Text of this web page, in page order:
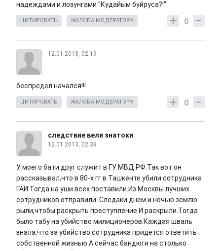
надеждами и лозунгами "Кудайым буйруса?!".
0
ЦИТИРОВАТЬ ЖАЛОБА МОДЕРАТОРУ
12.01.2013, 02:19
беспредел начался!!!
0
ЦИТИРОВАТЬ ЖАЛОБА МОДЕРАТОРУ
следствие вели знатоки
12.01.2013, 02:38
У моего бати друг служит в ГУ МВД РФ.Так вот он
рассказывал,что в 80-х гг в Ташкенте убили сотрудника
ГАИ.Тогда на уши всех поставили.Из Москвы лучших
сотрудников отправили. Следаки днем и ночью землю
рыли,чтобы раскрыть преступление.И раскрыли.Тогда
было табу на убийство милиционеров.Каждая шваль
знала,что за убийство сотрудника придется ответить
собственной жизнью.А сейчас бандюги на столько